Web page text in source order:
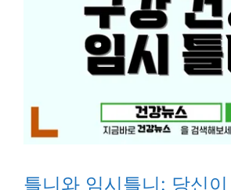
틀니와 임시틀니: 당신